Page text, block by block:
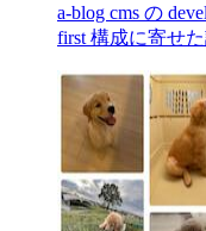
a-blog cms の
first 構成に寄せ